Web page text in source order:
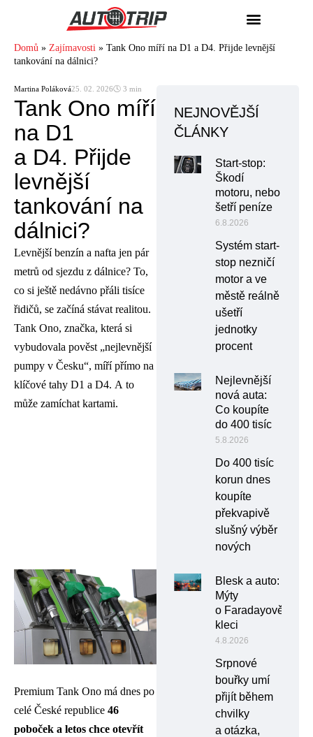
Domů » Zajímavosti » Tank Ono míří na D1 a D4. Přijde levnější
tankování na dálnici?
Martina Poláková25. 02. 2026🕓 3 min
Tank Ono míří
na D1
a D4. Přijde
levnější
tankování na
dálnici?
Levnější benzín a nafta jen pár
metrů od sjezdu z dálnice? To,
co si ještě nedávno přáli tisíce
řidičů, se začíná stávat realitou.
Tank Ono, značka, která si
vybudovala pověst „nejlevnější
pumpy v Česku“, míří přímo na
klíčové tahy D1 a D4. A to
může zamíchat kartami.
Premium Tank Ono má dnes po
celé České republice 46
poboček a letos chce otevřít
NEJNOVĚJŠÍ
ČLÁNKY
Start-stop:
Škodí
motoru, nebo
šetří peníze
6.8.2026
Systém start-
stop nezničí
motor a ve
městě reálně
ušetří
jednotky
procent
Nejlevnější
nová auta:
Co koupíte
do 400 tisíc
5.8.2026
Do 400 tisíc
korun dnes
koupíte
překvapivě
slušný výběr
nových
Blesk a auto:
Mýty
o Faradayově
kleci
4.8.2026
Srpnové
bouřky umí
přijít během
chvilky
a otázka,